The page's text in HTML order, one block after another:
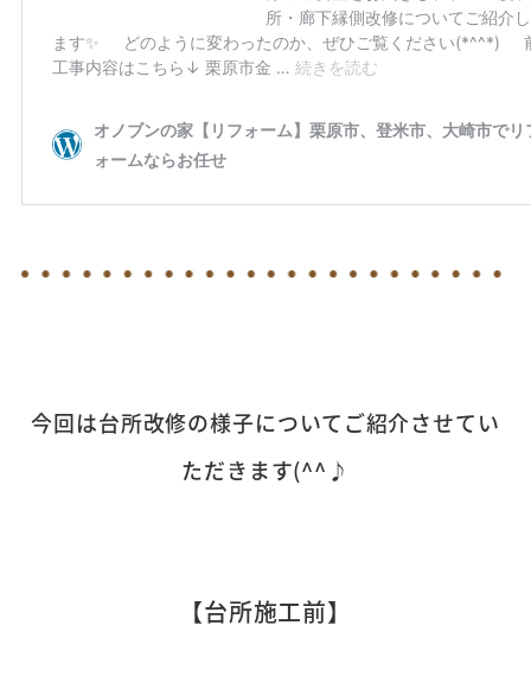
今回は台所改修の様子についてご紹介させてい
ただきます(^^♪
【台所施工前】